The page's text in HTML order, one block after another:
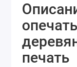
печать